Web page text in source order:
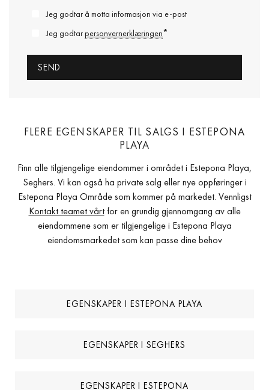
Jeg godtar å motta informasjon via e-post
Jeg godtarpersonvernerklæringen*
FLERE EGENSKAPER TIL SALGS I ESTEPONA
PLAYA
Finn alle tilgjengelige eiendommer i området i Estepona Playa,
Seghers. Vi kan også ha private salg eller nye oppføringer i
Estepona Playa Område som kommer på markedet. Vennligst
Kontakt teamet vårtfor en grundig gjennomgang av alle
eiendommene som er tilgjengelige i Estepona Playa
eiendomsmarkedet som kan passe dine behov
EGENSKAPER I ESTEPONA PLAYA
EGENSKAPER I SEGHERS
EGENSKAPER I ESTEPONA